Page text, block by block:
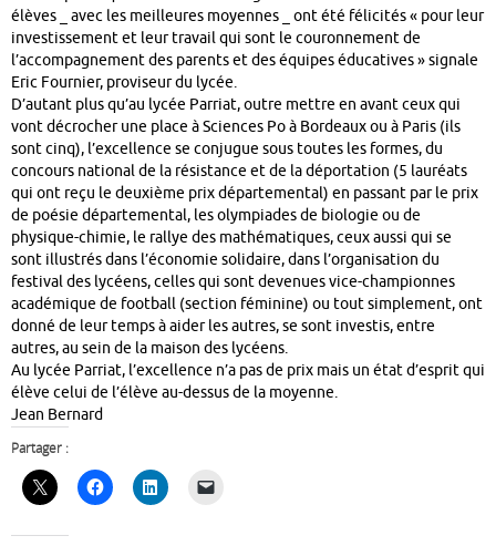
élèves _ avec les meilleures moyennes _ ont été félicités « pour leur
investissement et leur travail qui sont le couronnement de
l’accompagnement des parents et des équipes éducatives » signale
Eric Fournier, proviseur du lycée.
D’autant plus qu’au lycée Parriat, outre mettre en avant ceux qui
vont décrocher une place à Sciences Po à Bordeaux ou à Paris (ils
sont cinq), l’excellence se conjugue sous toutes les formes, du
concours national de la résistance et de la déportation (5 lauréats
qui ont reçu le deuxième prix départemental) en passant par le prix
de poésie départemental, les olympiades de biologie ou de
physique-chimie, le rallye des mathématiques, ceux aussi qui se
sont illustrés dans l’économie solidaire, dans l’organisation du
festival des lycéens, celles qui sont devenues vice-championnes
académique de football (section féminine) ou tout simplement, ont
donné de leur temps à aider les autres, se sont investis, entre
autres, au sein de la maison des lycéens.
Au lycée Parriat, l’excellence n’a pas de prix mais un état d’esprit qui
élève celui de l’élève au-dessus de la moyenne.
Jean Bernard
Partager :